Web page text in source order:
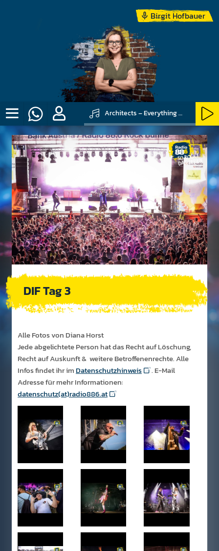
Birgit Hofbauer
Architects – Everything Ends
DIF Tag 3
Alle Fotos von Diana Horst
Jede abgelichtete Person hat das Recht auf Löschung,
Recht auf Auskunft & weitere Betroffenenrechte. Alle
Infos findet ihr im Datenschutzhinweis
. E-Mail
Adresse für mehr Informationen:
datenschutz(at)radio886.at